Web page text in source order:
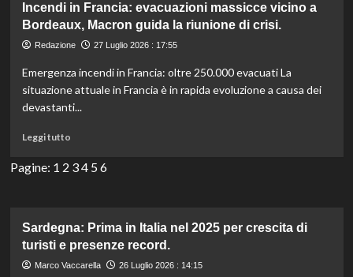
Turismo
in
crescita:
promettente
e
strategica
Incendi in Francia: evacuazioni massicce vicino a
Bordeaux, Macron guida la riunione di crisi.
Redazione 27 Luglio 2026 : 17:55
Emergenza incendi in Francia: oltre 250.000 evacuati La
situazione attuale in Francia è in rapida evoluzione a causa dei
devastanti...
Leggi tuttoLeggi
più
Francia:
evacuazioni
massicce
vicino
Pagine: 1 2 34 5 6
Sardegna: Prima in Italia nel 2025 per crescita di
turisti e presenze record.
Marco Vaccarella 26 Luglio 2026 : 14:15